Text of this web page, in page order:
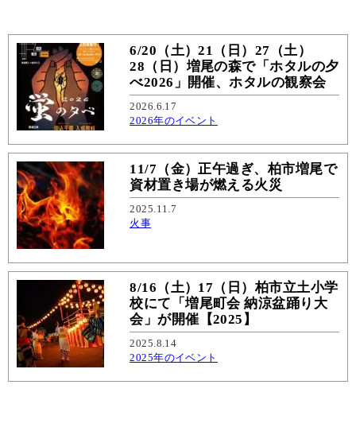
6/20（土）21（日）27（土）
28（日）増尾の森で「ホタルの夕
べ2026」開催、ホタルの観察会
2026.6.17
2026年のイベント
11/7（金）正午過ぎ、柏市増尾で
資材置き場が燃える火災
2025.11.7
火事
8/16（土）17（日）柏市立土小学
校にて「増尾町会 納涼盆踊り大
会」が開催【2025】
2025.8.14
2025年のイベント